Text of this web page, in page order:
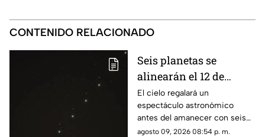
CONTENIDO RELACIONADO
Seis planetas se
alinearán el 12 de
agosto: así podrás
observar el fenómeno
desde Morelos
El cielo regalará un
espectáculo astronómico
antes del amanecer con seis
planetas visibles desde
agosto 09, 2026 08:54 p. m.